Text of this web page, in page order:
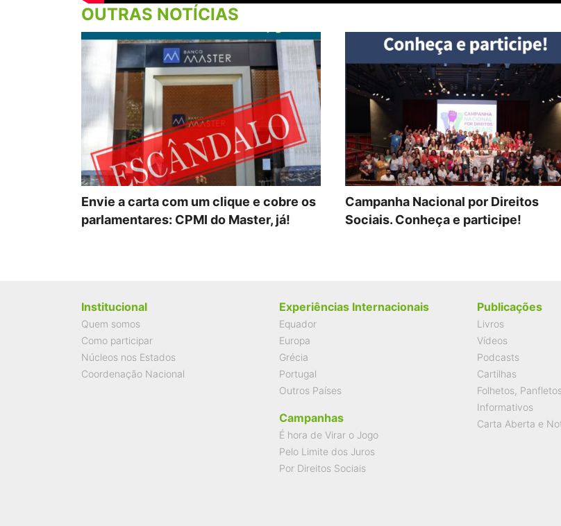
OUTRAS NOTÍCIAS
Envie a carta com um clique e cobre os
parlamentares: CPMI do Master, já!
Campanha Nacional por Direitos
Sociais. Conheça e participe!
Institucional
Quem somos
Como participar
Núcleos nos Estados
Coordenação Nacional
Experiências Internacionais
Equador
Europa
Grécia
Portugal
Outros Países
Campanhas
É hora de Virar o Jogo
Pelo Limite dos Juros
Por Direitos Sociais
Publicações
Livros
Vídeos
Podcasts
Cartilhas
Folhetos,
Informativos
Carta Aberta e